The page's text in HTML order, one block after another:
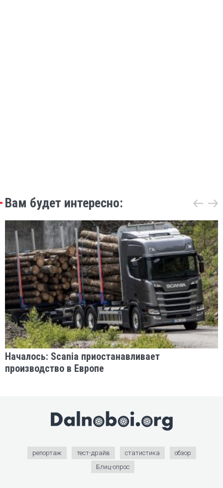
Вам будет интересно:
Началось: Scania приостанавливает
производство в Европе
репортаж тест-драйв статистика
обзор
Блиц-опрос